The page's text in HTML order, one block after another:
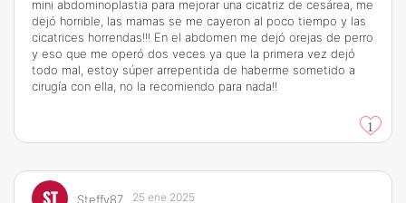
mini abdominoplastia para mejorar una cicatriz de cesárea, me
dejó horrible, las mamas se me cayeron al poco tiempo y las
cicatrices horrendas!!! En el abdomen me dejó orejas de perro
y eso que me operó dos veces ya que la primera vez dejó
todo mal, estoy súper arrepentida de haberme sometido a
cirugía con ella, no la recomiendo para nada!!
1
ST Steffy87 25 ene 2025